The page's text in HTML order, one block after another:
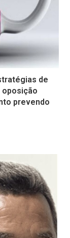
de
oposição
prevendo